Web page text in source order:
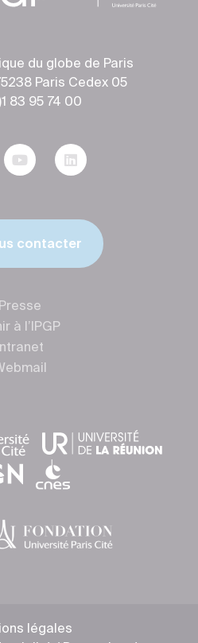
du globe de Paris
Paris Cedex 05
83 95 74 00
contacter
Presse
à l’IPGP
Intranet
légales